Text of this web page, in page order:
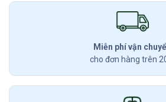
Miễn phí vận
cho đơn hàng trên